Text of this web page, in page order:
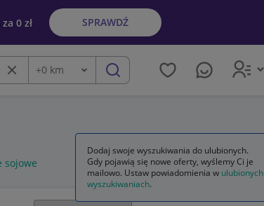
0 zł SPRAWDŹ
Wyczyść frazę
Odległość
+0 km szukaj
sojowe
Dodaj swoje wyszukiwania do ulubionych.
Gdy pojawią się nowe oferty, wyślemy Ci je
mailowo. Ustaw powiadomienia w ulubionych
wyszukiwaniach.